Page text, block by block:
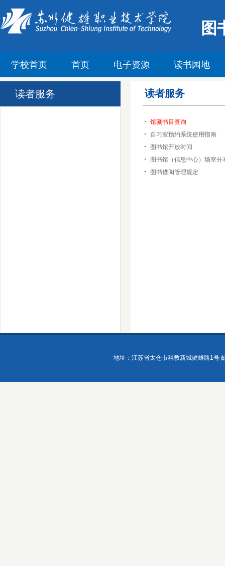
图
学校首页 首页 电子资源 读书园地
读者服务 读者服务
馆藏书目查询
自习室预约系统使用指南
图书馆开放时间
图书馆（信息中心）场室分
图书借阅管理规定
地址：江苏省太仓市科教新城健雄路1号